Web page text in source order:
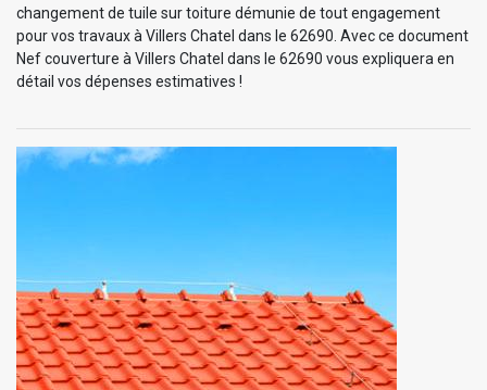
changement de tuile sur toiture démunie de tout engagement
pour vos travaux à Villers Chatel dans le 62690. Avec ce document
Nef couverture à Villers Chatel dans le 62690 vous expliquera en
détail vos dépenses estimatives !